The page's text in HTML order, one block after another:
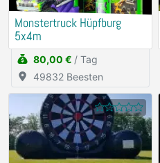
Monstertruck Hüpfburg
5x4m
80,00 € / Tag
49832 Beesten